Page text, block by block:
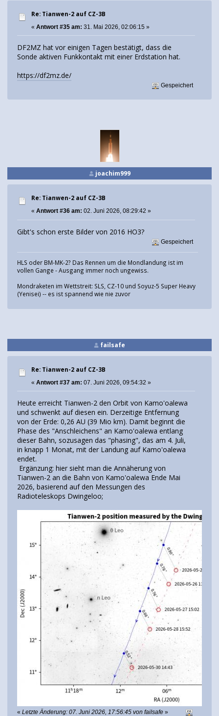
Re: Tianwen-2 auf CZ-3B
« Antwort #35 am: 31. Mai 2026, 02:06:15 »
DF2MZ hat vor einigen Tagen bestätigt, dass die
Sonde aktiven Funkkontakt mit einer Erdstation hat.
https://df2mz.de/
Gespeichert
joachim999
Re: Tianwen-2 auf CZ-3B
« Antwort #36 am: 02. Juni 2026, 08:29:42 »
Gibt's schon erste Bilder von 2016 HO3?
Gespeichert
HLS oder BM-MK-2? Das Rennen um die Mondlandung ist im
vollen Gange - Ausgang immer noch ungewiss.
Mondraketen im Wettstreit: SLS, CZ-10 und Soyuz-5 Super Heavy
(Yenisei) -- es ist spannend wie nie zuvor
failsafe
Re: Tianwen-2 auf CZ-3B
« Antwort #37 am: 07. Juni 2026, 09:54:32 »
Heute erreicht Tianwen-2 den Orbit von Kamo'oalewa
und schwenkt auf diesen ein. Derzeitige Entfernung
von der Erde: 0,26 AU (39 Mio km). Damit beginnt die
Phase des "Anschleichens" an Kamo'oalewa entlang
dieser Bahn, sozusagen das "phasing", das am 4. Juli,
in knapp 1 Monat, mit der Landung auf Kamo'oalewa
endet.
Ergänzung: hier sieht man die Annäherung von
Tianwen-2 an die Bahn von Kamo'oalewa Ende Mai
2026, basierend auf den Messungen des
Radioteleskops Dwingeloo;
« Letzte Änderung: 07. Juni 2026, 17:56:45 von failsafe »